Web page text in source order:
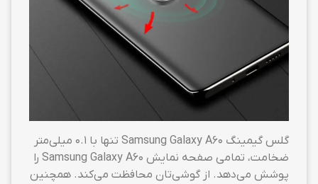
گلس گیمینگ Samsung Galaxy A60 تنها با ۰.۱ میلی‌متر
ضخامت، تمامی صفحه نمایش Samsung Galaxy A60 را
پوشش می‌دهد. از گوشی‌تان محافظت می‌کند. همچنین